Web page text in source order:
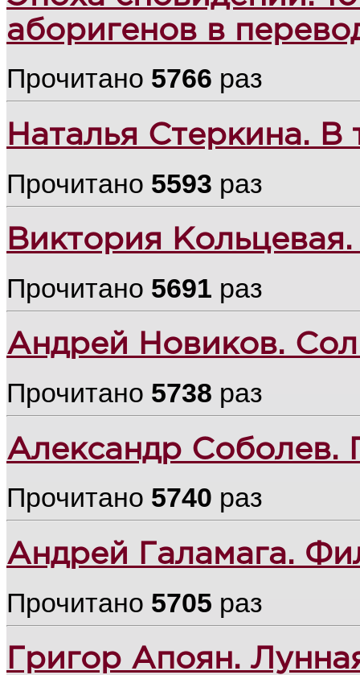
аборигенов в
Прочитано 5766 раз
Наталья Стеркина. В
Прочитано 5593 раз
Виктория
Прочитано 5691 раз
Андрей Новиков.
Прочитано 5738 раз
Александр Соболев.
Прочитано 5740 раз
Андрей Галамага.
Прочитано 5705 раз
Григор Апоян.